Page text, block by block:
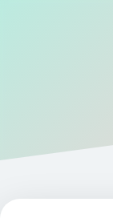
Gizlilik